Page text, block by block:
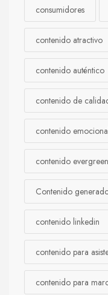
consumidores
contenido atractivo
contenido auténtico
contenido de
contenido
contenido evergreen
Contenido
contenido linkedin
contenido para
contenido para